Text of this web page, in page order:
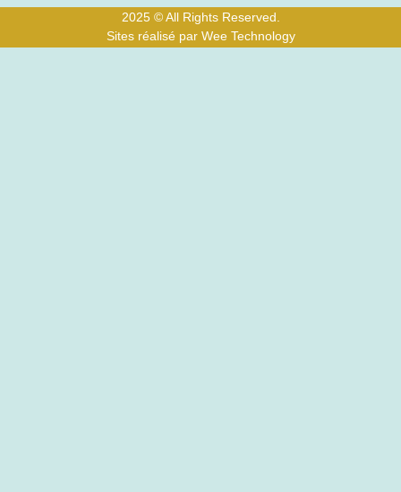
2025 © All Rights Reserved.
Sites réalisé par Wee Technology